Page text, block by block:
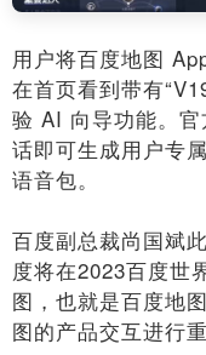
用户将百度地图
在首页看到带有
验 AI 向导功能。
话即可生成用户专
语音包。
百度副总裁尚国斌
度将在2023百度世
图，也就是百度地
图的产品交互进行重